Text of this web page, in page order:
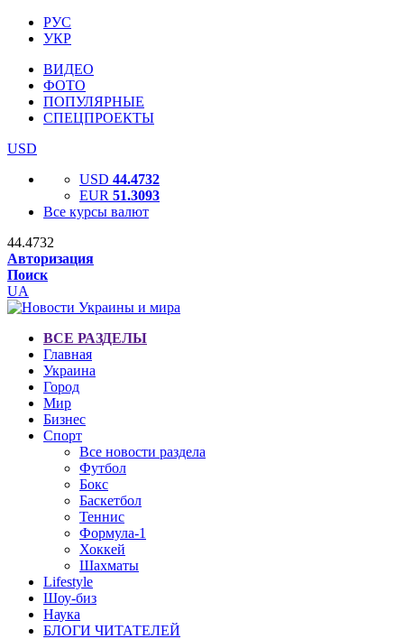
РУС
УКР
ВИДЕО
ФОТО
ПОПУЛЯРНЫЕ
СПЕЦПРОЕКТЫ
USD
USD 44.4732
EUR 51.3093
Все курсы валют
44.4732
Авторизация
Поиск
UA
ВСЕ РАЗДЕЛЫ
Главная
Украина
Город
Мир
Бизнес
Спорт
Все новости раздела
Футбол
Бокс
Баскетбол
Теннис
Формула-1
Хоккей
Шахматы
Lifestyle
Шоу-биз
Наука
БЛОГИ ЧИТАТЕЛЕЙ